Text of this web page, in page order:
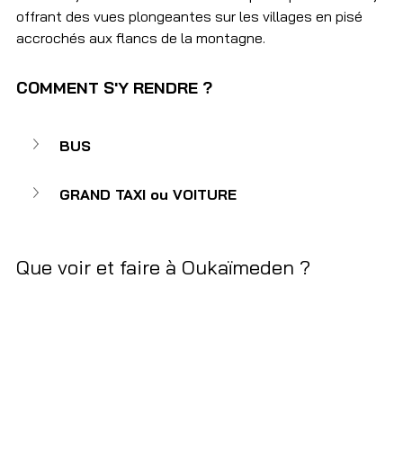
offrant des vues plongeantes sur les villages en pisé
accrochés aux flancs de la montagne.
COMMENT S'Y RENDRE ?
BUS
GRAND TAXI ou VOITURE
Que voir et faire à Oukaïmeden ?